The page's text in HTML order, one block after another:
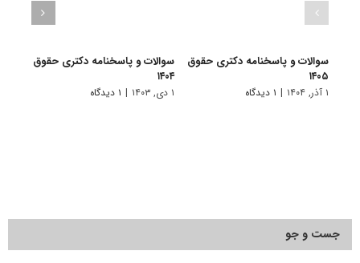
سوالات و پاسخنامه دکتری حقوق
۱۴۰۵
۱ آذر, ۱۴۰۴ | ۱ دیدگاه
سوالات و پاسخنامه دکتری حقوق
۱۴۰۴
۱ دی, ۱۴۰۳ | ۱ دیدگاه
جست و جو